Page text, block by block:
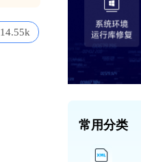
14.55k
常用分类